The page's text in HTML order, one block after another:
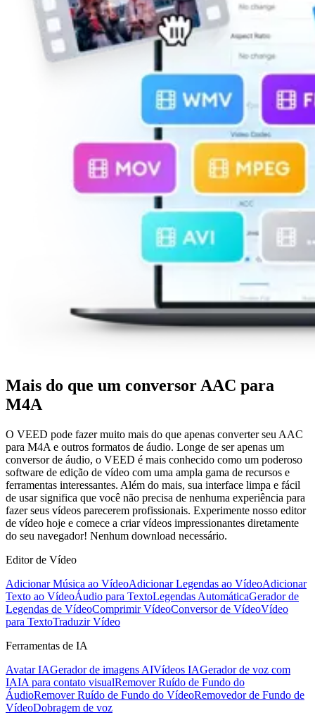
Mais do que um conversor AAC para
M4A
O VEED pode fazer muito mais do que apenas converter seu AAC
para M4A e outros formatos de áudio. Longe de ser apenas um
conversor de áudio, o VEED é mais conhecido como um poderoso
software de edição de vídeo com uma ampla gama de recursos e
ferramentas interessantes. Além do mais, sua interface limpa e fácil
de usar significa que você não precisa de nenhuma experiência para
fazer seus vídeos parecerem profissionais. Experimente nosso editor
de vídeo hoje e comece a criar vídeos impressionantes diretamente
do seu navegador! Nenhum download necessário.
Editor de Vídeo
Adicionar Música ao VídeoAdicionar Legendas ao VídeoAdicionar
Texto ao VídeoÁudio para TextoLegendas AutomáticaGerador de
Legendas de VídeoComprimir VídeoConversor de VídeoVídeo
para TextoTraduzir Vídeo
Ferramentas de IA
Avatar IAGerador de imagens AIVídeos IAGerador de voz com
IAIA para contato visualRemover Ruído de Fundo do
ÁudioRemover Ruído de Fundo do VídeoRemovedor de Fundo de
VídeoDobragem de voz